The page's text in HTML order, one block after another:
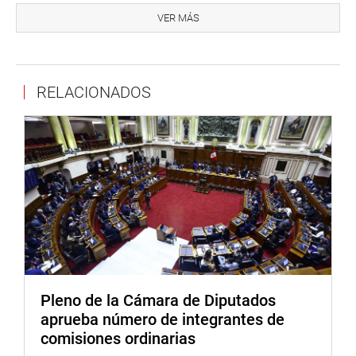
conveniente elaborar y trabajar una agenda conjunta
programada y calendarizada con el MEF para resolver
Su colega Rosio Torres Salinas (APP) dio cuenta que en
los últimos 20 años el Congreso de la República aprobó -
en cinco oportunidades- que el Ejecutivo tenga facultades
para legislar “y se generaron 95 decretos legislativos y
durante ese periodo no se ha podido ampliar la base
tributaria. La evasión y la elusión tributaria sigue siendo
altísima”, indicó.
“¿Cuál es la evaluación del MEF respecto de estos 95
decretos legislativos promulgados? ¿Por qué deberíamos
facultades sería diferente?”, preguntó.
Carlos Anderson (PP) volvió a intervenir para insistir en
VER MÁS
RELACIONADOS
Pleno de la Cámara de Diputados
aprueba número de integrantes de
comisiones ordinarias